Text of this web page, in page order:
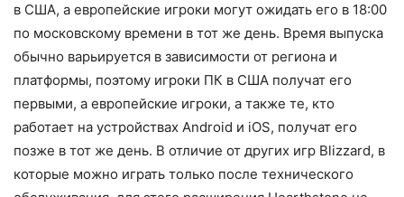
в США, а европейские игроки могут ожидать его в 18:00
по московскому времени в тот же день. Время выпуска
обычно варьируется в зависимости от региона и
платформы, поэтому игроки ПК в США получат его
первыми, а европейские игроки, а также те, кто
работает на устройствах Android и iOS, получат его
позже в тот же день. В отличие от других игр Blizzard, в
которые можно играть только после технического